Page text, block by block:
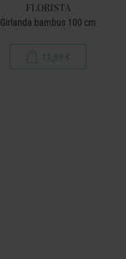
FLORISTA
Girlanda bambus 100 cm
11,99 €